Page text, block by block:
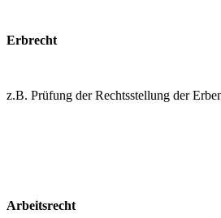
Erbrecht
z.B. Prüfung der Rechtsstellung der
Arbeitsrecht